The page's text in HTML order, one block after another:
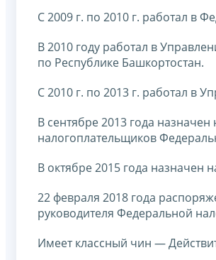
С 2009 г. по 2010 г. работал в
В 2010 году работал в
по Республике Башкортостан.
С 2010 г. по 2013 г. работал в
В сентябре 2013 года
налогоплательщиков
В октябре 2015 года назначен
22 февраля 2018 года
руководителя Федеральной
Имеет классный чин —